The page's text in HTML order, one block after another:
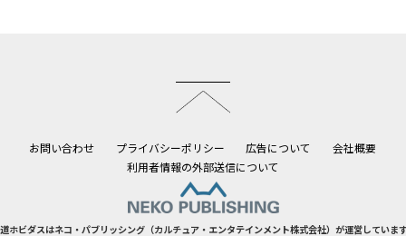
お問い合わせ プライバシーポリシー 広告について
会社概要
利用者情報の外部送信について
ホビダスはネコ・パブリッシング（カルチュア・エンタテインメント株式会社）が運営していま